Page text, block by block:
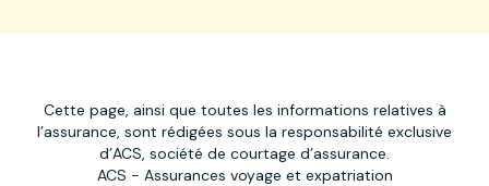
Cette page, ainsi que toutes les informations relatives à
l’assurance, sont rédigées sous la responsabilité exclusive
d’ACS, société de courtage d’assurance.
ACS - Assurances voyage et expatriation